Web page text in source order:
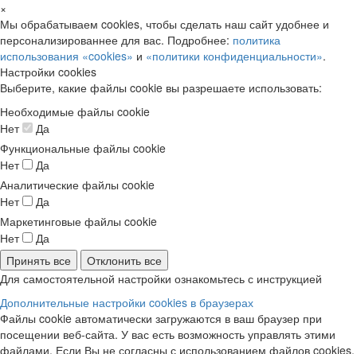
×
Мы обрабатываем cookies, чтобы сделать наш сайт удобнее и
персонализированнее для вас. Подробнее: политика
использования «cookies» и «политики конфиденциальности».
Настройки cookies
Выберите, какие файлы cookie вы разрешаете использовать:
Необходимые файлы cookie
Нет
Да
Функциональные файлы cookie
Нет
Да
Аналитические файлы cookie
Нет
Да
Маркетинговые файлы cookie
Нет
Да
Принять все
Отклонить все
Для самостоятельной настройки ознакомьтесь с инструкцией
Дополнительные настройки cookies в браузерах
Файлы cookie автоматически загружаются в ваш браузер при
посещении веб-сайта. У вас есть возможность управлять этими
файлами. Если Вы не согласны с использованием файлов cookies,